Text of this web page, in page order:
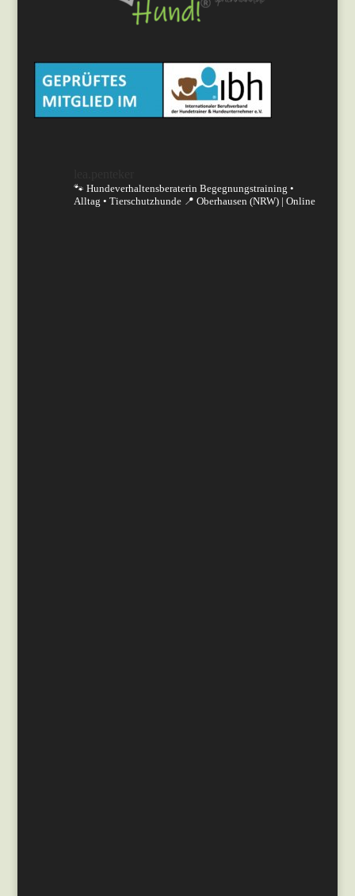
🐾 Hundeverhaltensberaterin Begegnungstraining •
Alltag • Tierschutzhunde📍 Oberhausen (NRW) | Online